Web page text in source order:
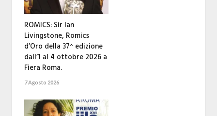
ROMICS: Sir Ian
Livingstone, Romics
d’Oro della 37^ edizione
dall’1 al 4 ottobre 2026 a
Fiera Roma.
7 Agosto 2026